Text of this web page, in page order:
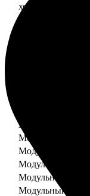
холст в раме 30х40
Модульный холст
Модульный холст
Модульный холст
Модульный холст
Модульный
Модульный